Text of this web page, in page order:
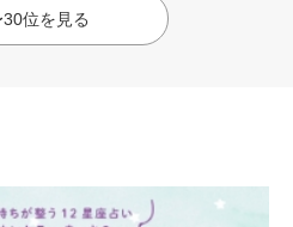
位を見る